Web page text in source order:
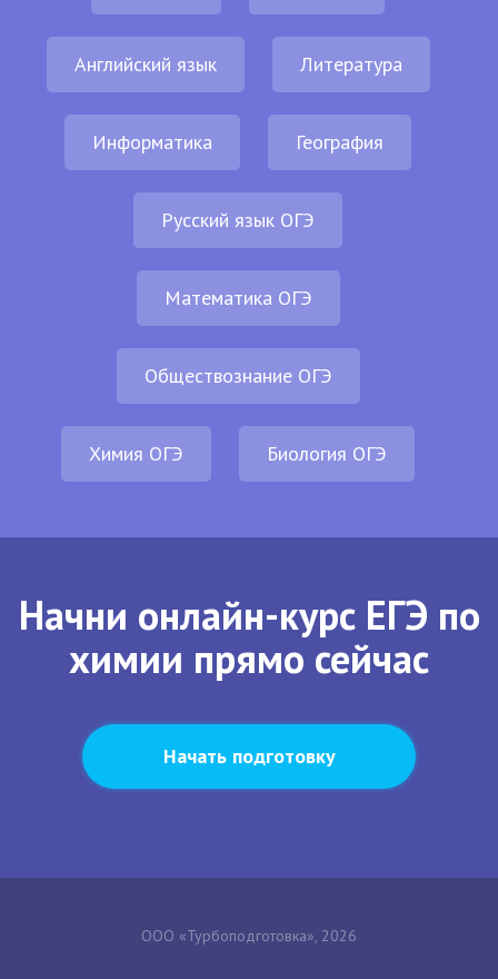
Английский язык Литература
Информатика География
Русский язык ОГЭ
Математика ОГЭ
Обществознание ОГЭ
Химия ОГЭ Биология ОГЭ
Начни онлайн-курс ЕГЭ по
химии прямо сейчас
Начать подготовку
ООО «Турбоподготовка», 2026